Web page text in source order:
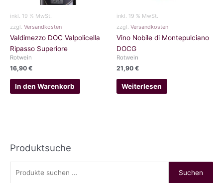
inkl. 19 % MwSt.
zzgl. Versandkosten
Valdimezzo DOC Valpolicella
Ripasso Superiore
Rotwein
16,90 €
In den Warenkorb
inkl. 19 % MwSt.
zzgl. Versandkosten
Vino Nobile di Montepulciano
DOCG
Rotwein
21,90 €
Weiterlesen
Produktsuche
Suchen